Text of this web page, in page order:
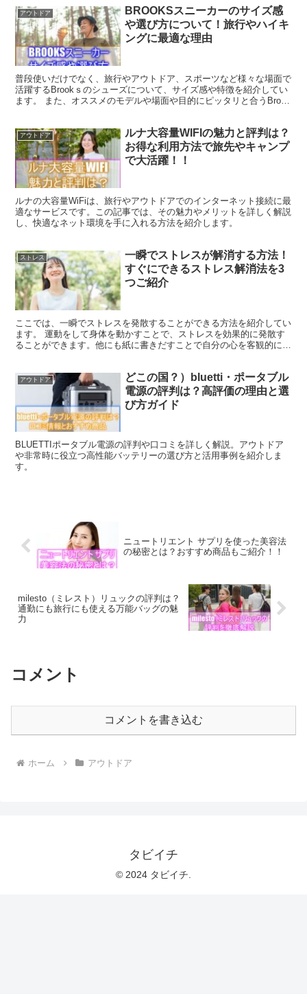
アウトドア
BROOKSスニーカーのサイズ感
や選び方について！旅行やハイキ
ングに最適な理由
普段使いだけでなく、旅行やアウトドア、スポーツなど様々な場面で
活躍するBrookｓのシューズについて、サイズ感や特徴を紹介してい
ます。 また、オススメのモデルや場面や目的にピッタリと合うBrook
アウトドア
ルナ大容量WIFIの魅力と評判は？
お得な利用方法で旅先やキャンプ
で大活躍！！
ルナの大容量WiFiは、旅行やアウトドアでのインターネット接続に最
適なサービスです。この記事では、その魅力やメリットを詳しく解説
し、快適なネット環境を手に入れる方法を紹介します。
ストレス
一瞬でストレスが解消する方法！
すぐにできるストレス解消法を3
つご紹介
ここでは、一瞬でストレスを発散することができる方法を紹介してい
ます。 運動をして身体を動かすことで、ストレスを効果的に発散す
ることができます。他にも紙に書きだすことで自分の心を客観的に見
アウトドア
どこの国？）bluetti・ポータブル
電源の評判は？高評価の理由と選
び方ガイド
BLUETTIポータブル電源の評判や口コミを詳しく解説。アウトドア
や非常時に役立つ高性能バッテリーの選び方と活用事例を紹介しま
す。
ニュートリエント サプリを使った美容法
の秘密とは？おすすめ商品もご紹介！！
milesto（ミレスト）リュックの評判は？
通勤にも旅行にも使える万能バッグの魅
力
コメント
コメントを書き込む
ホーム アウトドア
タビイチ
© 2024 タビイチ.